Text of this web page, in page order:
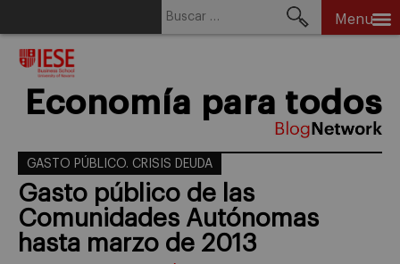
Menu
Economía para todos
GASTO PÚBLICO. CRISIS DEUDA
Gasto público de las
Comunidades Autónomas
hasta marzo de 2013